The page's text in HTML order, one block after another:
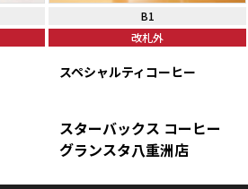
B1
改札外
スペシャルティコーヒー
スターバックス コーヒー
グランスタ八重洲店